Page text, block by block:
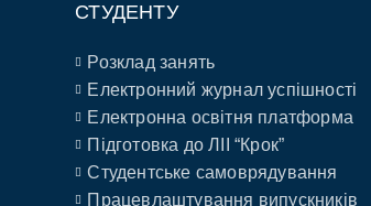
СТУДЕНТУ
Розклад занять
Електронний журнал успішності
Електронна освітня платформа
Підготовка до ЛІІ “Крок”
Студентське самоврядування
Працевлаштування випускників